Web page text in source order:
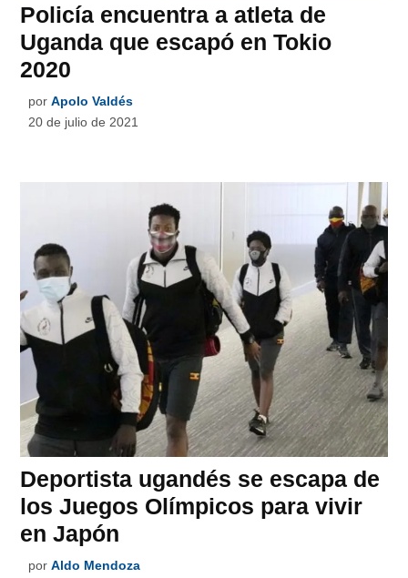
Policía encuentra a atleta de
Uganda que escapó en Tokio
2020
por Apolo Valdés
20 de julio de 2021
Deportista ugandés se escapa de
los Juegos Olímpicos para vivir
en Japón
por Aldo Mendoza